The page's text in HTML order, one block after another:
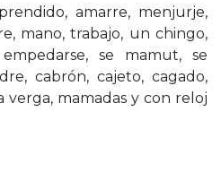
amarre, menjurje,
mano, trabajo, un chingo,
se mamut, se
cabrón, cajeto, cagado,
mamadas y con reloj